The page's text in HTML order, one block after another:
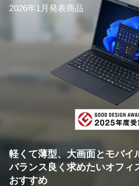
2026年1月発表商品
軽くて薄型、大画面とモバイ
バランス良く求めたいオフィ
おすすめ